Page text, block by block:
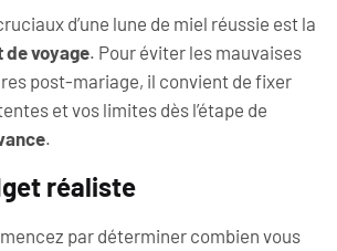
d’une lune de miel réussie est la
de voyage. Pour éviter les mauvaises
post-mariage, il convient de fixer
et vos limites dès l’étape de
.
réaliste
par déterminer combien vous